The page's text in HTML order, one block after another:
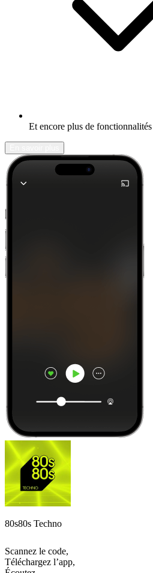
Et encore plus de fonctionnalités
80s80s Techno
Scannez le code,
Téléchargez l’app,